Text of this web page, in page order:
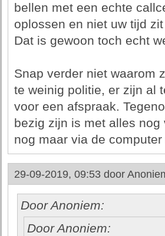
bellen met een echte
oplossen en niet uw tijd
Dat is gewoon toch echt
Snap verder niet waarom
te weinig politie, er zijn al
voor een afspraak.
bezig zijn is met alles
nog maar via de
29-09-2019, 09:53 door
Door Anoniem:
Door Anoniem: